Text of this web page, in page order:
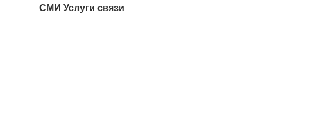
СМИ Услуги связи